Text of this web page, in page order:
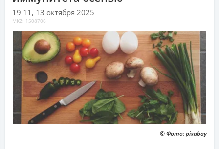
19:11, 13 октября 2025
MKZ: 1508706
© Фото: pixabay